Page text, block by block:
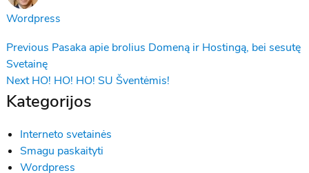
Wordpress
Navigacija
tarp
įrašų
Previous Previous
Pasaka apie brolius Domeną ir Hostingą, bei sesutę
Svetainę
Next Next
post:
HO! HO! HO! SU Šventėmis!
Kategorijos
Interneto svetainės
Smagu paskaityti
Wordpress